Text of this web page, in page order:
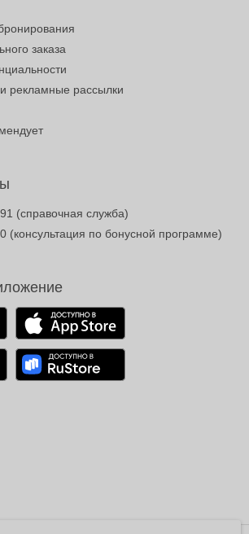
заказа
рекламные рассылки
(справочная служба)
(консультация по бонусной программе)